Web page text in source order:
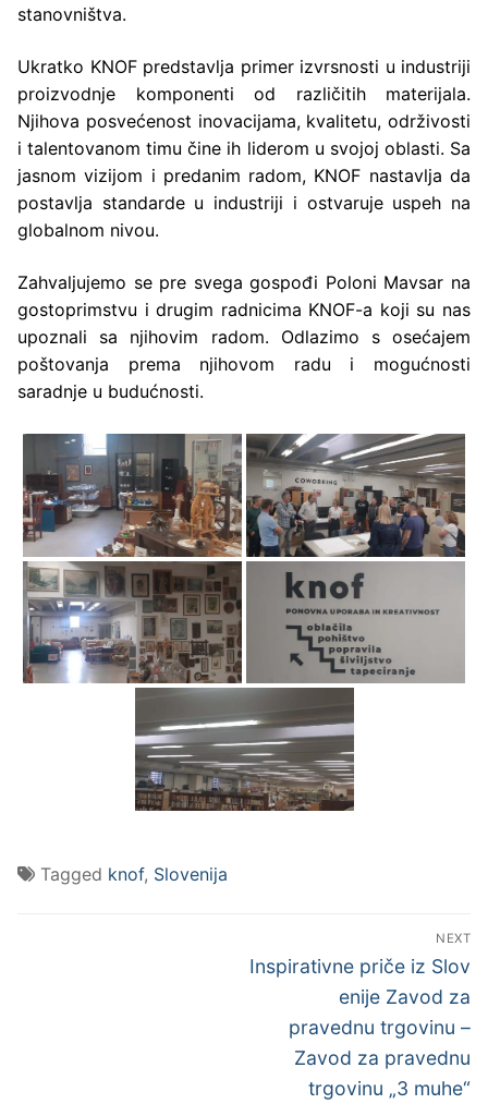
stanovništva.
Ukratko KNOF predstavlja primer izvrsnosti u industriji
proizvodnje komponenti od različitih materijala.
Njihova posvećenost inovacijama, kvalitetu, održivosti
i talentovanom timu čine ih liderom u svojoj oblasti. Sa
jasnom vizijom i predanim radom, KNOF nastavlja da
postavlja standarde u industriji i ostvaruje uspeh na
globalnom nivou.
Zahvaljujemo se pre svega gospođi Poloni Mavsar na
gostoprimstvu i drugim radnicima KNOF-a koji su nas
upoznali sa njihovim radom. Odlazimo s osećajem
poštovanja prema njihovom radu i mogućnosti
saradnje u budućnosti.
Tagged knof, Slovenija
NEXT
Inspirativne priče iz Slov
enije Zavod za
pravednu trgovinu –
Zavod za pravednu
trgovinu „3 muhe“